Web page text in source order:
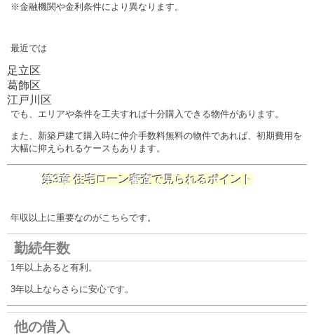
※金融機関や金利条件により異なります。
最近では
足立区
葛飾区
江戸川区
でも、エリアや条件を工夫すれば十分購入できる物件があります。
また、新築戸建て購入時に仲介手数料無料の物件であれば、初期費用を
大幅に抑えられるケースもあります。
第3章 住宅ローン審査で見られるポイント
年収以上に重要なのがこちらです。
勤続年数
1年以上あると有利。
3年以上ならさらに安心です。
他の借入